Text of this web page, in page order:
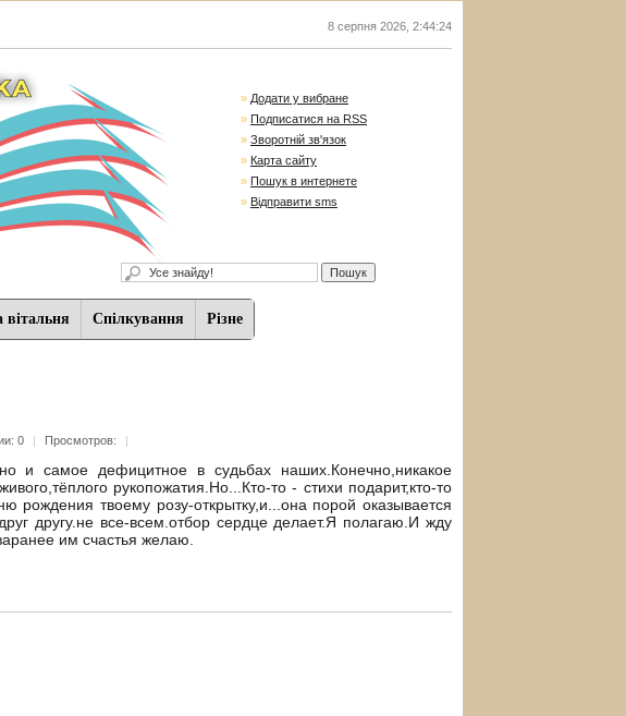
8 серпня 2026 2:44:24
» Додати у вибране
» Подписатися на RSS
» Зворотній зв'язок
» Карта сайту
» Пошук в интернете
» Відправити sms
вітальня Спiлкування Різне
0 | Просмотров: |
и самое дефицитное в судьбах наших.Конечно,никакое
рукопожатия.Но...Кто-то - стихи подарит,кто-то
рождения твоему розу-открытку,и...она порой оказывается
другу.не все-всем.отбор сердце делает.Я полагаю.И жду
им счастья желаю.